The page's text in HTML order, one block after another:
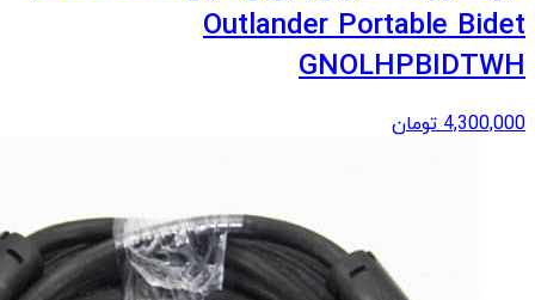
Outlander Portable Bidet
GNOLHPBIDTWH
4,300,000 تومان